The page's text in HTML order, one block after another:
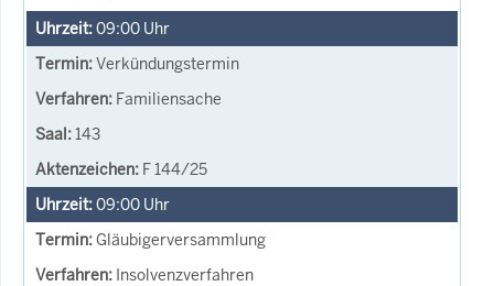
09:00 Uhr
Verkündungstermin
Familiensache
143
F 144/25
09:00 Uhr
Gläubigerversammlung
Insolvenzverfahren